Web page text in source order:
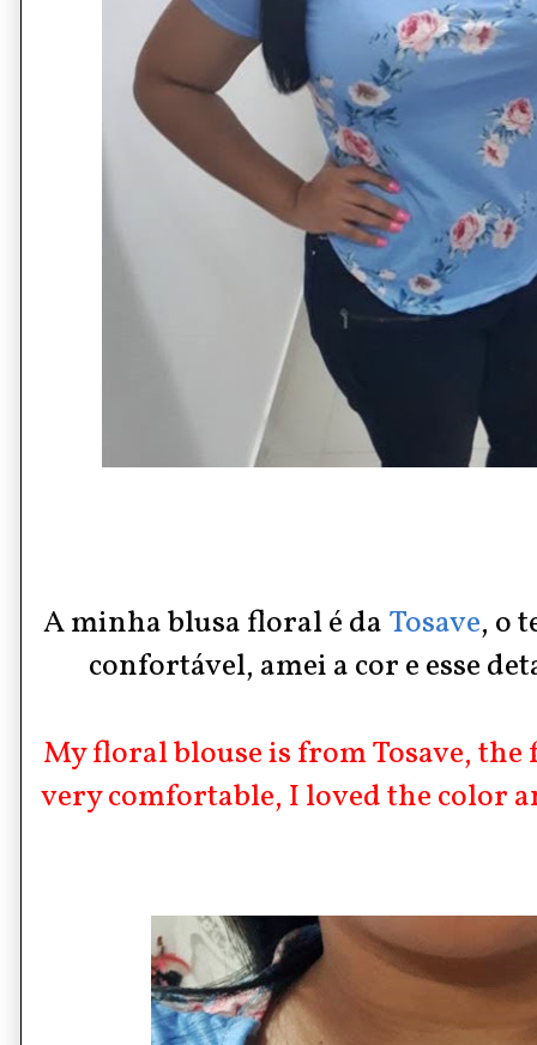
A minha blusa floral é daTosave, o
confortável, amei a cor e esse
My floral blouse is from Tosave,
very comfortable, I loved the color